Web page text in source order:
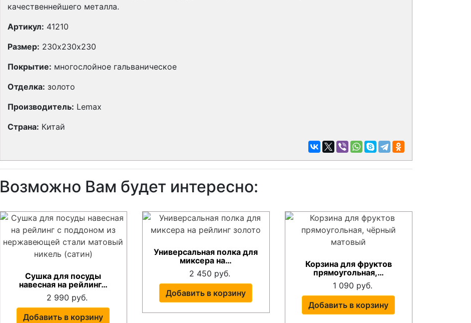
качественнейшего металла.
Артикул: 41210
Размер: 230х230х230
Покрытие: многослойное гальваническое
Отделка: золото
Производитель: Lemax
Страна: Китай
Возможно Вам будет интересно:
Сушка для посуды
навесная на рейлинг…
2 990 руб.
Добавить в корзину
Универсальная полка для
миксера на…
2 450 руб.
Добавить в корзину
Корзина для фруктов
прямоугольная,…
1 090 руб.
Добавить в корзину